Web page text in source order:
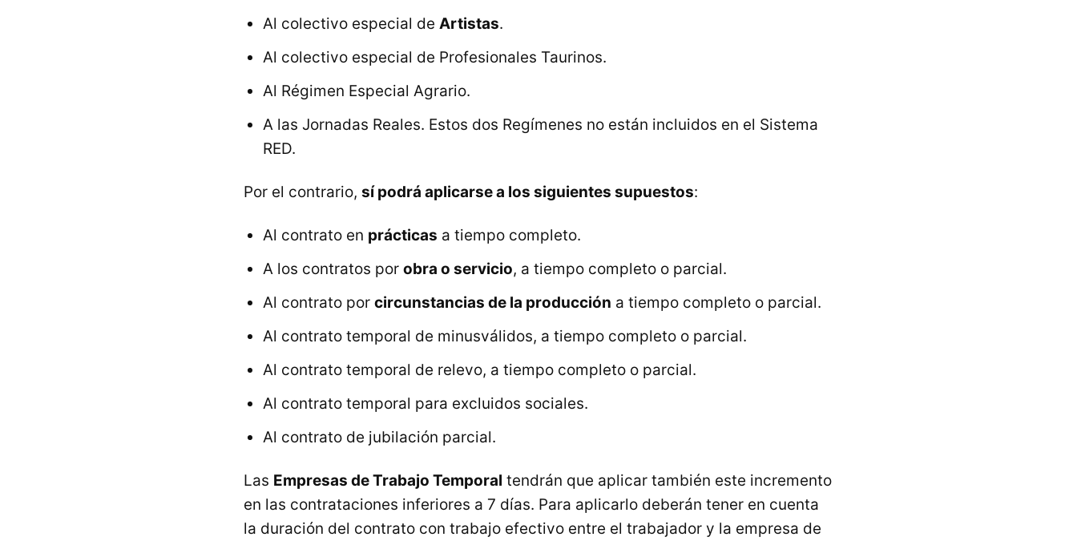
Al colectivo especial de Artistas.
Al colectivo especial de Profesionales Taurinos.
Al Régimen Especial Agrario.
A las Jornadas Reales. Estos dos Regímenes no están incluidos en el Sistema
RED.
Por el contrario, sí podrá aplicarse a los siguientes supuestos:
Al contrato en prácticas a tiempo completo.
A los contratos por obra o servicio, a tiempo completo o parcial.
Al contrato por circunstancias de la producción a tiempo completo o parcial.
Al contrato temporal de minusválidos, a tiempo completo o parcial.
Al contrato temporal de relevo, a tiempo completo o parcial.
Al contrato temporal para excluidos sociales.
Al contrato de jubilación parcial.
Las Empresas de Trabajo Temporal tendrán que aplicar también este incremento
en las contrataciones inferiores a 7 días. Para aplicarlo deberán tener en cuenta
la duración del contrato con trabajo efectivo entre el trabajador y la empresa de